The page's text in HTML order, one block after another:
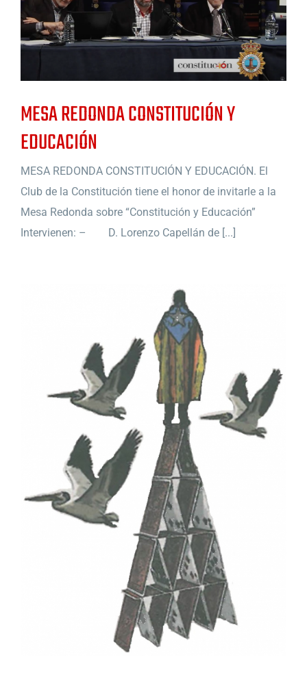
MESA REDONDA CONSTITUCIÓN Y
EDUCACIÓN
MESA REDONDA CONSTITUCIÓN Y EDUCACIÓN. El
Club de la Constitución tiene el honor de invitarle a la
Mesa Redonda sobre “Constitución y Educación”
Intervienen: – D. Lorenzo Capellán de [...]